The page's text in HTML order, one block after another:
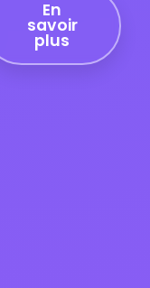
En
savoir
plus